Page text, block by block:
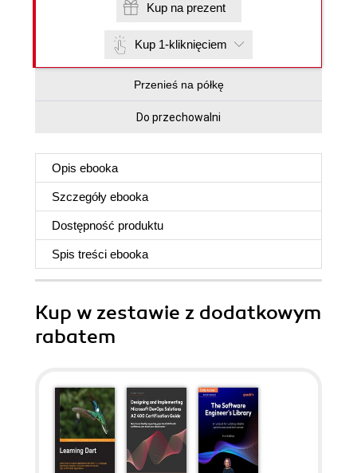
Kup na prezent
Kup 1-kliknięciem
Przenieś na półkę
Do przechowalni
Opis ebooka
Szczegóły ebooka
Dostępność produktu
Spis treści ebooka
Kup w zestawie z dodatkowym
rabatem